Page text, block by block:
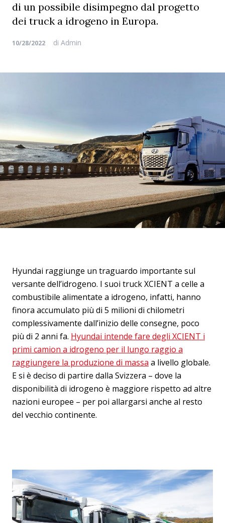
di un possibile disimpegno dal progetto
dei truck a idrogeno in Europa.
10/28/2022 di Admin
Hyundai raggiunge un traguardo importante sul
versante dell’idrogeno. I suoi truck XCIENT a celle a
combustibile alimentate a idrogeno, infatti, hanno
finora accumulato più di 5 milioni di chilometri
complessivamente dall’inizio delle consegne, poco
più di 2 anni fa. Hyundai intende fare degli XCIENT i
primi camion a idrogeno per il lungo raggio a
raggiungere la produzione di massa a livello globale.
E si è deciso di partire dalla Svizzera – dove la
disponibilità di idrogeno è maggiore rispetto ad altre
nazioni europee – per poi allargarsi anche al resto
del vecchio continente.